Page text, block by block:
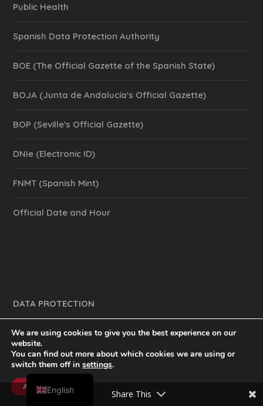
Public Health
Spanish Data Protection Authority
BOE (The Official Gazette of the Spanish State)
BOJA (Junta de Andalucía's Official Gazette)
BOP (Seville's Official Gazette)
DNIe (Electronic ID)
FNMT (Spanish Mint)
Official Date and Hour
DATA PROTECTION
inventtatte es Marketing Online Sevilla
y mucho más.
We are using cookies to give you the best experience on our
website.
You can find out more about which cookies we are using or
switch them off in settings.
Accept
Share This
English
Spanish